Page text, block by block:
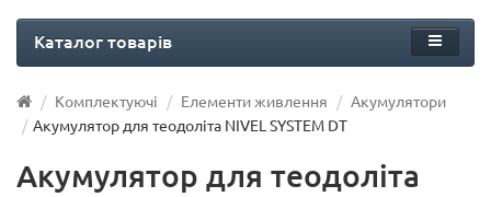
Каталог товарів
Комплектуючі Елементи живлення
Акумулятори
Акумулятор для теодоліта NIVEL SYSTEM DT
Акумулятор для теодоліта